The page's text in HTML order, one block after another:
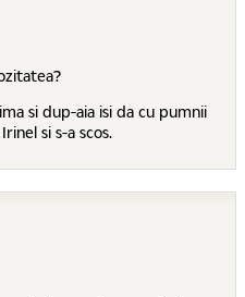
si dup-aia isi da cu pumnii
si s-a scos.